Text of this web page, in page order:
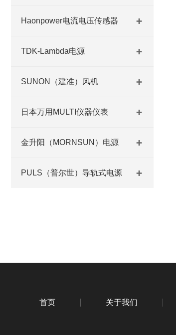
Haonpower电流电压传感器
TDK-Lambda电源
SUNON（建准）风机
日本万用MULTI仪器仪表
金升阳（MORNSUN）电源
PULS（普尔世）导轨式电源
首页 关于我们